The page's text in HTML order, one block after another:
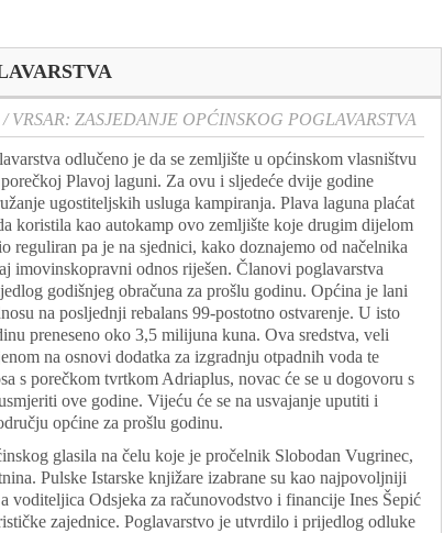
/VRSAR: ZASJEDANJE OPĆINSKOG POGLAVARSTVA
odlučeno je da se zemljište u općinskom vlasništvu
Plavoj laguni. Za ovu i sljedeće dvije godine
ugostiteljskih usluga kampiranja. Plava laguna plaćat
koristila kao autokamp ovo zemljište koje drugim dijelom
reguliran pa je na sjednici, kako doznajemo od načelnika
imovinskopravni odnos riješen. Članovi poglavarstva
godišnjeg obračuna za prošlu godinu. Općina je lani
na posljednji rebalans 99-postotno ostvarenje. U isto
preneseno oko 3,5 milijuna kuna. Ova sredstva, veli
na osnovi dodatka za izgradnju otpadnih voda te
s porečkom tvrtkom Adriaplus, novac će se u dogovoru s
ove godine. Vijeću će se na usvajanje uputiti i
općine za prošlu godinu.
glasila na čelu koje je pročelnik Slobodan Vugrinec,
Pulske Istarske knjižare izabrane su kao najpovoljniji
voditeljica Odsjeka za računovodstvo i financije Ines Šepić
zajednice. Poglavarstvo je utvrdilo i prijedlog odluke